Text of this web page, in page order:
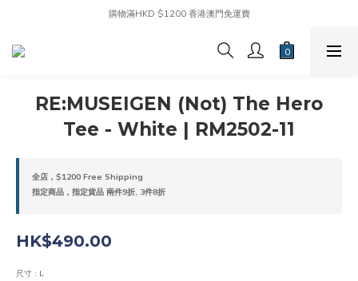
購物滿HKD $1200 香港澳門免運費
RE:MUSEIGEN (Not) The Hero
Tee - White | RM2502-11
全店，$1200 Free Shipping
指定商品，指定貨品 兩件9折, 3件8折
HK$490.00
尺寸 : L